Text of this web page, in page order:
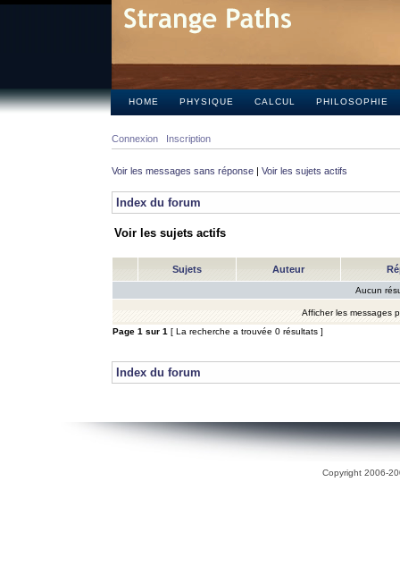
HOME PHYSIQUE CALCUL PHILOSOPHIE
Connexion Inscription
Voir les messages sans réponse | Voir les sujets actifs
Index du forum
Voir les sujets actifs
Sujets Auteur
Aucun
Afficher les messages
Page 1 sur 1 [ La recherche a trouvée 0 résultats ]
Index du forum
Copyright 2006-